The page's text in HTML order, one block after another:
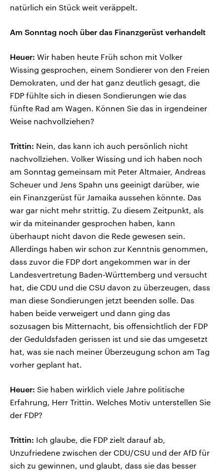
natürlich ein Stück weit veräppelt.
Am Sonntag noch über das Finanzgerüst verhandelt
Heuer: Wir haben heute Früh schon mit Volker
Wissing gesprochen, einem Sondierer von den Freien
Demokraten, und der hat ganz deutlich gesagt, die
FDP fühlte sich in diesen Sondierungen wie das
fünfte Rad am Wagen. Können Sie das in irgendeiner
Weise nachvollziehen?
Trittin: Nein, das kann ich auch persönlich nicht
nachvollziehen. Volker Wissing und ich haben noch
am Sonntag gemeinsam mit Peter Altmaier, Andreas
Scheuer und Jens Spahn uns geeinigt darüber, wie
ein Finanzgerüst für Jamaika aussehen könnte. Das
war gar nicht mehr strittig. Zu diesem Zeitpunkt, als
wir da miteinander gesprochen haben, kann
überhaupt nicht davon die Rede gewesen sein.
Allerdings haben wir schon zur Kenntnis genommen,
dass zuvor die FDP dort angekommen war in der
Landesvertretung Baden-Württemberg und versucht
hat, die CDU und die CSU davon zu überzeugen, dass
man diese Sondierungen jetzt beenden solle. Das
haben beide verweigert und dann ging das
sozusagen bis Mitternacht, bis offensichtlich der FDP
der Geduldsfaden gerissen ist und sie das umgesetzt
hat, was sie nach meiner Überzeugung schon am Tag
vorher geplant hat.
Heuer: Sie haben wirklich viele Jahre politische
Erfahrung, Herr Trittin. Welches Motiv unterstellen Sie
der FDP?
Trittin: Ich glaube, die FDP zielt darauf ab,
Unzufriedene zwischen der CDU/CSU und der AfD für
sich zu gewinnen, und glaubt, dass sie das besser